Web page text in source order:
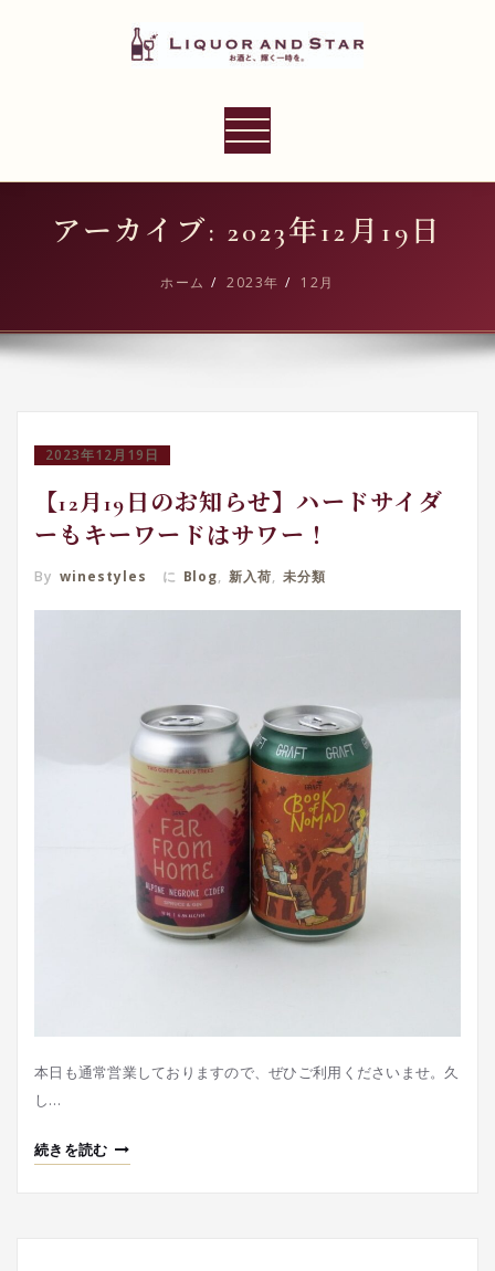
プ
LIQUOR AND STAR
ナ
ョ
切
アーカイブ: 2023年12月19日
ホーム 2023年 12月
2023年12月19日
【12月19日のお知らせ】ハードサイダ
ーもキーワードはサワー！
By winestyles に Blog, 新入荷, 未分類
本日も通常営業しておりますので、ぜひご利用くださいませ。久
し…
続きを読む